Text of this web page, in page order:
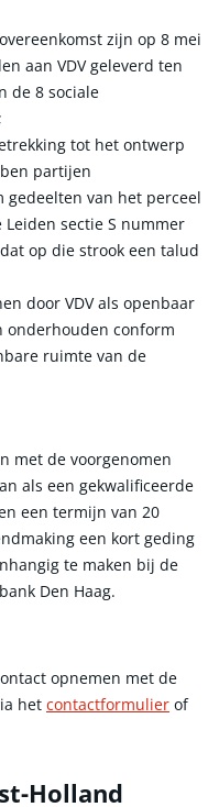
zijn op 8 mei
aan VDV geleverd ten
de 8 sociale
tot het ontwerp
partijen
van het perceel
sectie S nummer
op die strook een talud
door VDV als openbaar
onderhouden conform
ruimte van de
met de voorgenomen
als een gekwalificeerde
een termijn van 20
een kort geding
te maken bij de
Den Haag.
opnemen met de
het contactformulier of
Holland